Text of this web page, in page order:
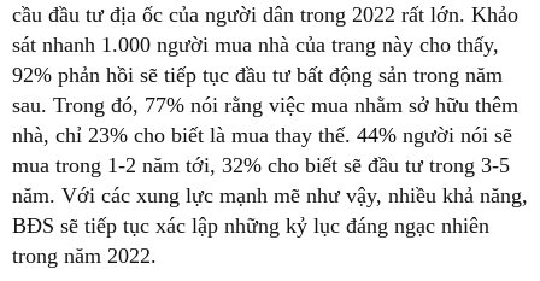
cầu đầu tư địa ốc của người dân trong 2022 rất lớn. Khảo
sát nhanh 1.000 người mua nhà của trang này cho thấy,
92% phản hồi sẽ tiếp tục đầu tư bất động sản trong năm
sau. Trong đó, 77% nói rằng việc mua nhằm sở hữu thêm
nhà, chỉ 23% cho biết là mua thay thế. 44% người nói sẽ
mua trong 1-2 năm tới, 32% cho biết sẽ đầu tư trong 3-5
năm. Với các xung lực mạnh mẽ như vậy, nhiều khả năng,
BĐS sẽ tiếp tục xác lập những kỷ lục đáng ngạc nhiên
trong năm 2022.